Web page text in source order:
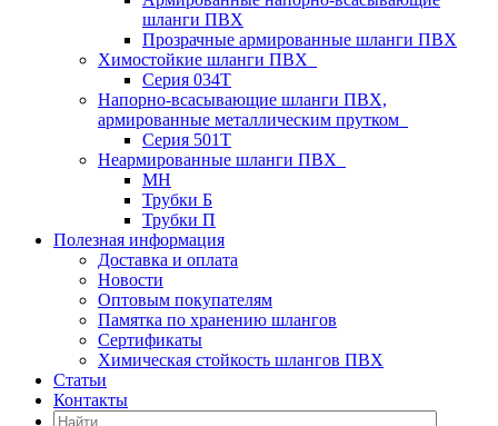
шланги ПВХ
Прозрачные армированные шланги ПВХ
Химостойкие шланги ПВХ
Серия 034Т
Напорно-всасывающие шланги ПВХ,
армированные металлическим прутком
Серия 501T
Неармированные шланги ПВХ
МН
Трубки Б
Трубки П
Полезная информация
Доставка и оплата
Новости
Оптовым покупателям
Памятка по хранению шлангов
Сертификаты
Химическая стойкость шлангов ПВХ
Статьи
Контакты